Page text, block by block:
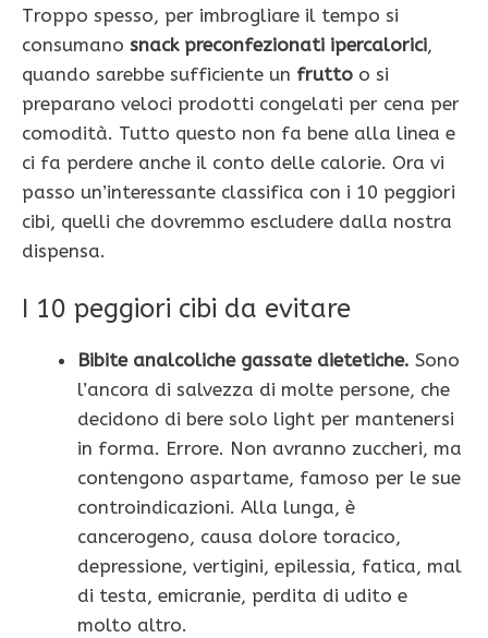
Troppo spesso, per imbrogliare il tempo si
consumano snack preconfezionati ipercalorici,
quando sarebbe sufficiente un frutto o si
preparano veloci prodotti congelati per cena per
comodità. Tutto questo non fa bene alla linea e
ci fa perdere anche il conto delle calorie. Ora vi
passo un’interessante classifica con i 10 peggiori
cibi, quelli che dovremmo escludere dalla nostra
dispensa.
I 10 peggiori cibi da evitare
Bibite analcoliche gassate dietetiche. Sono
l’ancora di salvezza di molte persone, che
decidono di bere solo light per mantenersi
in forma. Errore. Non avranno zuccheri, ma
contengono aspartame, famoso per le sue
controindicazioni. Alla lunga, è
cancerogeno, causa dolore toracico,
depressione, vertigini, epilessia, fatica, mal
di testa, emicranie, perdita di udito e
molto altro.